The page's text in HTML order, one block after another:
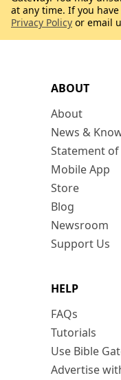
ABOUT
About
News &
Statement of
Mobile App
Store
Blog
Newsroom
Support Us
HELP
FAQs
Tutorials
Use Bible
Advertise
at any time. If you
Privacy Policy or email